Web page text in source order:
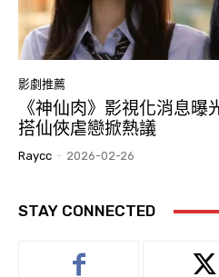
影劇推薦
《神仙肉》影視化消息
搭仙俠虐戀掀熱議
Raycc - 2026-02-26
STAY CONNECTED